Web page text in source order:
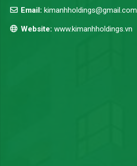
Email: kimanhholdings@gmail.com
Website: www.kimanhholdings.vn